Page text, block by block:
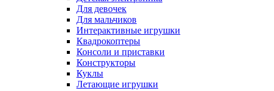
Для девочек
Для мальчиков
Интерактивные игрушки
Квадрокоптеры
Консоли и приставки
Конструкторы
Куклы
Летающие игрушки